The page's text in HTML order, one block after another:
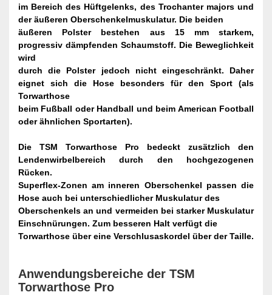
im Bereich des Hüftgelenks, des Trochanter majors und
der äußeren Oberschenkelmuskulatur. Die beiden
äußeren Polster bestehen aus 15 mm starkem,
progressiv dämpfenden Schaumstoff. Die Beweglichkeit
wird
durch die Polster jedoch nicht eingeschränkt. Daher
eignet sich die Hose besonders für den Sport (als
Torwarthose
beim Fußball oder Handball und beim American Football
oder ähnlichen Sportarten).
Die TSM Torwarthose Pro bedeckt zusätzlich den
Lendenwirbelbereich durch den hochgezogenen
Rücken.
Superflex-Zonen am inneren Oberschenkel passen die
Hose auch bei unterschiedlicher Muskulatur des
Oberschenkels an und vermeiden bei starker Muskulatur
Einschnürungen. Zum besseren Halt verfügt die
Torwarthose über eine Verschlusaskordel über der Taille.
Anwendungsbereiche der TSM
Torwarthose Pro